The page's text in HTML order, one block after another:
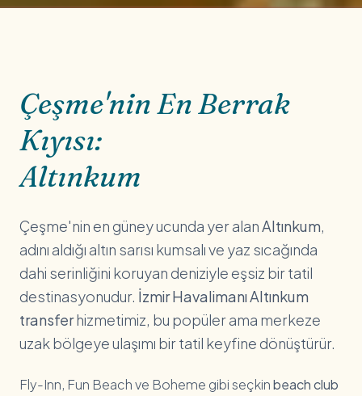
Çeşme'nin En Berrak
Kıyısı:
Altınkum
Çeşme'nin en güney ucunda yer alanAltınkum,
adını aldığı altın sarısı kumsalı ve yaz sıcağında
dahi serinliğini koruyan deniziyle eşsiz bir tatil
destinasyonudur. İzmir Havalimanı Altınkum
transferhizmetimiz, bu popüler ama merkeze
uzak bölgeye ulaşımı bir tatil keyfine dönüştürür.
Fly-Inn, Fun Beach ve Boheme gibi seçkinbeach club